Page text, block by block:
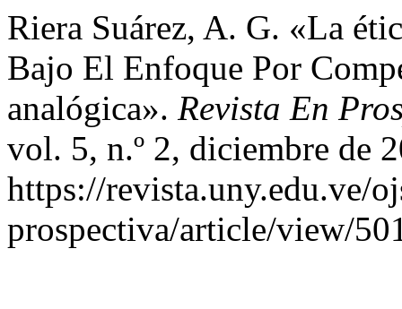
Riera Suárez, A. G. «La
Bajo El Enfoque Por
analógica». Revista En
vol. 5, n.º 2, diciembre de
https://revista.uny.edu.ve/
prospectiva/article/view/